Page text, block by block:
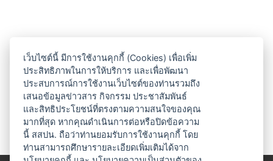
เว็บไซต์นี้ มีการใช้งานคุกกี้ (Cookies) เพื่อเพิ่ม
ประสิทธิภาพในการให้บริการ และเพื่อพัฒนา
ประสบการณ์การใช้งานเว็บไซต์ของท่านรวมถึง
เสนอข้อมูลข่าวสาร กิจกรรม ประชาสัมพันธ์
และสิทธิประโยชน์ที่ตรงตามความสนใจของคุณ
มากที่สุด หากคุณดำเนินการต่อหรือปิดข้อความ
นี้ สสปน. ถือว่าท่านยอมรับการใช้งานคุกกี้ โดย
ท่านสามารถศึกษารายละเอียดเพิ่มเติมได้จาก